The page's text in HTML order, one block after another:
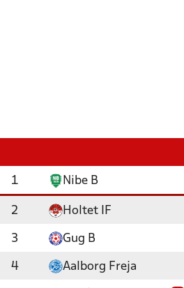
1 Nibe B
2 Holtet IF
3 Gug B
4 Aalborg Freja